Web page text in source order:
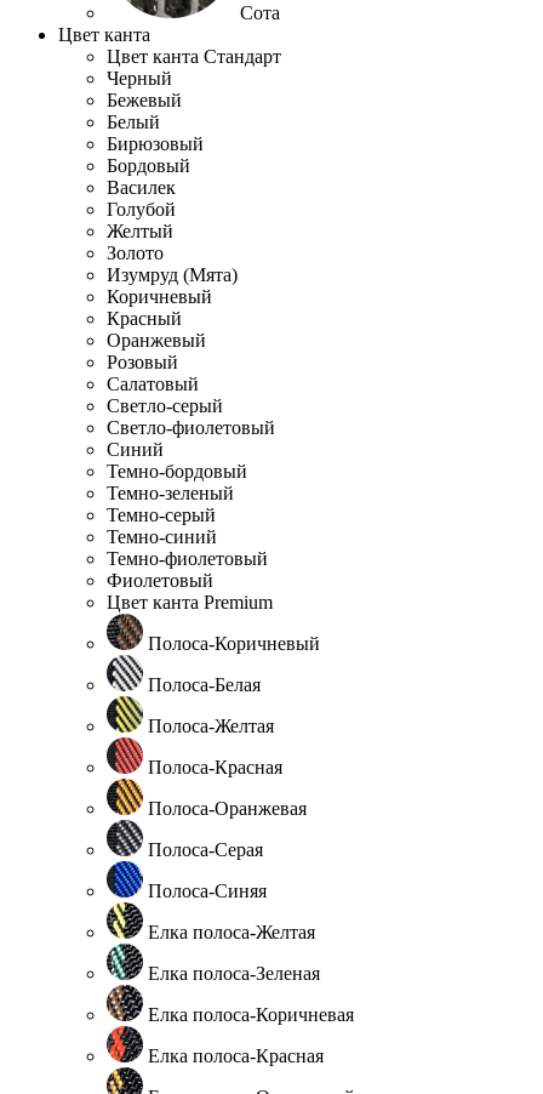
Сота
Цвет канта
Цвет канта Стандарт
Черный
Бежевый
Белый
Бирюзовый
Бордовый
Василек
Голубой
Желтый
Золото
Изумруд (Мята)
Коричневый
Красный
Оранжевый
Розовый
Салатовый
Светло-серый
Светло-фиолетовый
Синий
Темно-бордовый
Темно-зеленый
Темно-серый
Темно-синий
Темно-фиолетовый
Фиолетовый
Цвет канта Premium
Полоса-Коричневый
Полоса-Белая
Полоса-Желтая
Полоса-Красная
Полоса-Оранжевая
Полоса-Серая
Полоса-Синяя
Елка полоса-Желтая
Елка полоса-Зеленая
Елка полоса-Коричневая
Елка полоса-Красная